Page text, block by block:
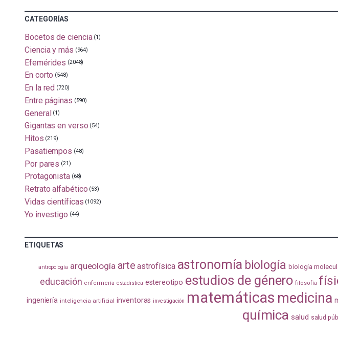
CATEGORÍAS
Bocetos de ciencia (1)
Ciencia y más (964)
Efemérides (2048)
En corto (548)
En la red (720)
Entre páginas (590)
General (1)
Gigantas en verso (54)
Hitos (219)
Pasatiempos (48)
Por pares (21)
Protagonista (68)
Retrato alfabético (53)
Vidas científicas (1092)
Yo investigo (44)
ETIQUETAS
antropología arqueología arte astrofísica astronomía biología biología
educación enfermería estadistica estereotipo estudios de género filosofía
ingeniería inteligencia artificial inventoras investigación matemáticas medicina
química salud salud